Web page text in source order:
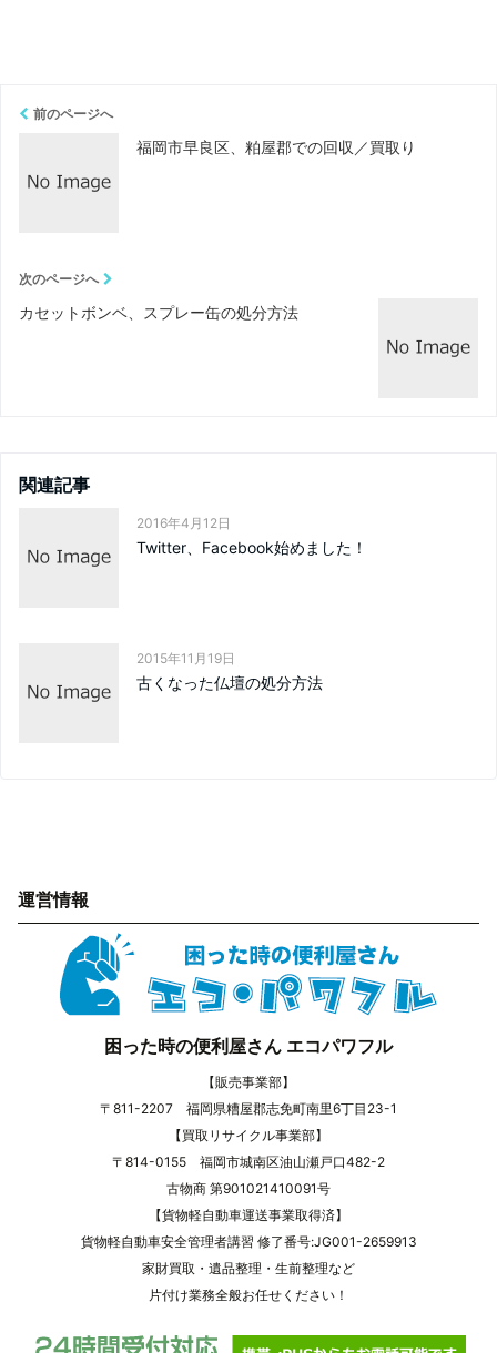
前のページへ
福岡市早良区、粕屋郡での回収／買取り
次のページへ
カセットボンベ、スプレー缶の処分方法
関連記事
2016年4月12日
Twitter、Facebook始めました！
2015年11月19日
古くなった仏壇の処分方法
運営情報
困った時の便利屋さん エコパワフル
【販売事業部】
〒811-2207 福岡県糟屋郡志免町南里6丁目23-1
【買取リサイクル事業部】
〒814-0155 福岡市城南区油山瀬戸口482-2
古物商 第901021410091号
【貨物軽自動車運送事業取得済】
貨物軽自動車安全管理者講習 修了番号:JG001-2659913
家財買取・遺品整理・生前整理など
片付け業務全般お任せください！